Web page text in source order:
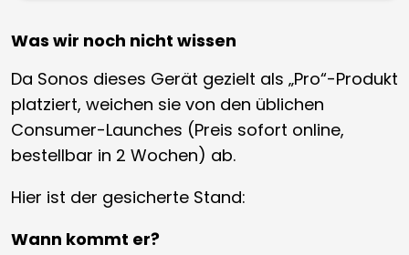
Was wir noch nicht wissen
Da Sonos dieses Gerät gezielt als „Pro“-Produkt
platziert, weichen sie von den üblichen
Consumer-Launches (Preis sofort online,
bestellbar in 2 Wochen) ab.
Hier ist der gesicherte Stand:
Wann kommt er?